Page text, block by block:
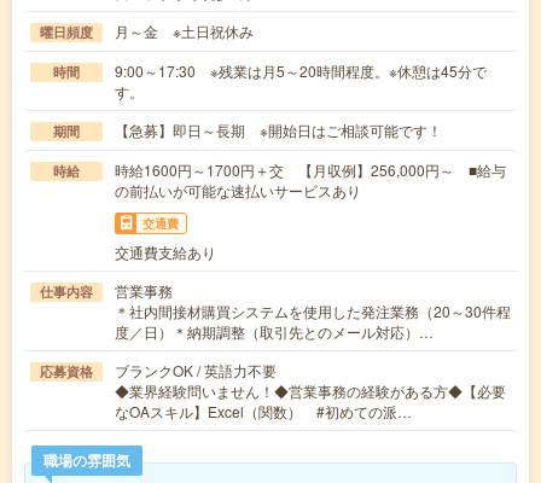
曜日頻度 月～金 ※土日祝休み
時間
9:00～17:30 ※残業は月5～20時間程度。※休憩は45分で
す。
期間 【急募】即日～長期 ※開始日はご相談可能です！
時給
時給1600円～1700円＋交 【月収例】256,000円～ ■給与
の前払いが可能な速払いサービスあり
交通費
交通費支給あり
仕事内容
営業事務
＊社内間接材購買システムを使用した発注業務（20～30件程
度／日）＊納期調整（取引先とのメール対応）…
応募資格
ブランクOK / 英語力不要
◆業界経験問いません！◆営業事務の経験がある方◆【必要
なOAスキル】Excel（関数） #初めての派…
職場の雰囲気